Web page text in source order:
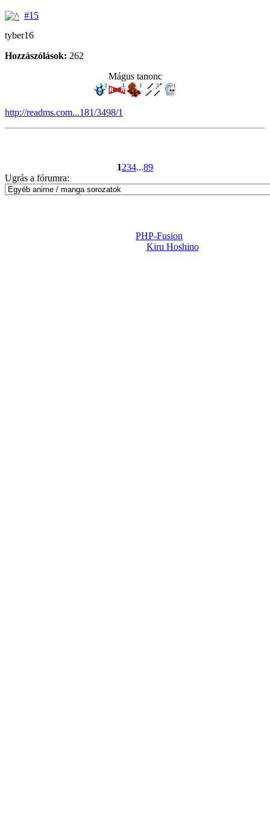
#15
tyber16
Hozzászólások: 262
Mágus tanonc
http://readms.com...181/3498/1
1234...89
Ugrás a fórumra:
PHP-Fusion
Kiru Hoshino